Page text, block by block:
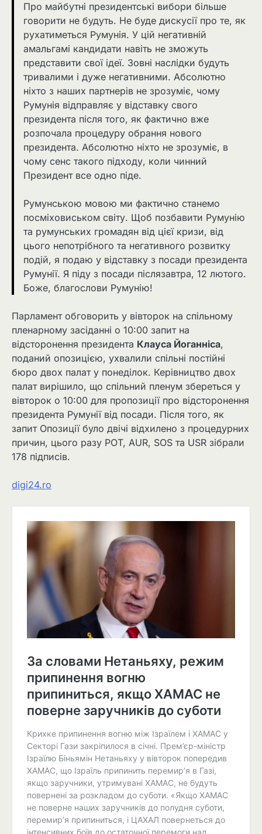
Про майбутні президентські вибори більше
говорити не будуть. Не буде дискусії про те, як
рухатиметься Румунія. У цій негативній
амальгамі кандидати навіть не зможуть
представити свої ідеї. Зовні наслідки будуть
тривалими і дуже негативними. Абсолютно
ніхто з наших партнерів не зрозуміє, чому
Румунія відправляє у відставку свого
президента після того, як фактично вже
розпочала процедуру обрання нового
президента. Абсолютно ніхто не зрозуміє, в
чому сенс такого підходу, коли чинний
Президент все одно піде.
Румунською мовою ми фактично станемо
посміховиськом світу. Щоб позбавити Румунію
та румунських громадян від цієї кризи, від
цього непотрібного та негативного розвитку
подій, я подаю у відставку з посади президента
Румунії. Я піду з посади післязавтра, 12 лютого.
Боже, благослови Румунію!
Парламент обговорить у вівторок на спільному
пленарному засіданні о 10:00 запит на
відсторонення президента Клауса Йоганніса,
поданий опозицією, ухвалили спільні постійні
бюро двох палат у понеділок. Керівництво двох
палат вирішило, що спільний пленум збереться у
вівторок о 10:00 для пропозиції про відсторонення
президента Румунії від посади. Після того, як
запит Опозиції було двічі відхилено з процедурних
причин, цього разу POT, AUR, SOS та USR зібрали
178 підписів.
digi24.ro